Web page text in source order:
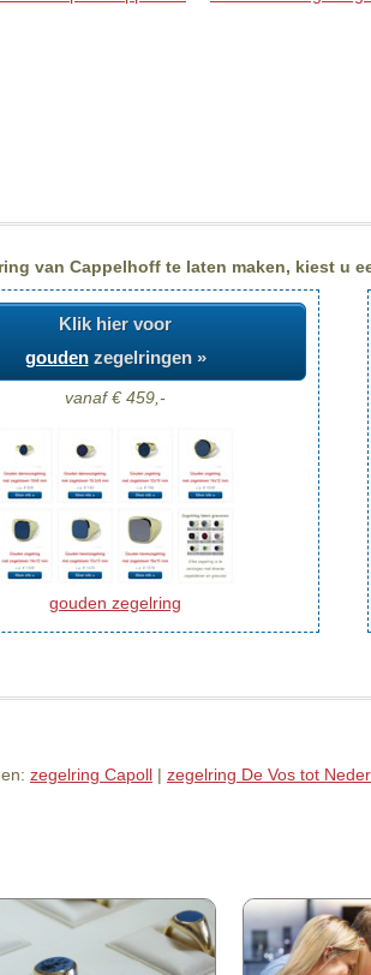
van Cappelhoff te laten maken, kiest u
Klik hier voor
goudenzegelringen »
vanaf € 459,-
gouden zegelring
zegelring Capoll | zegelring De Vos tot